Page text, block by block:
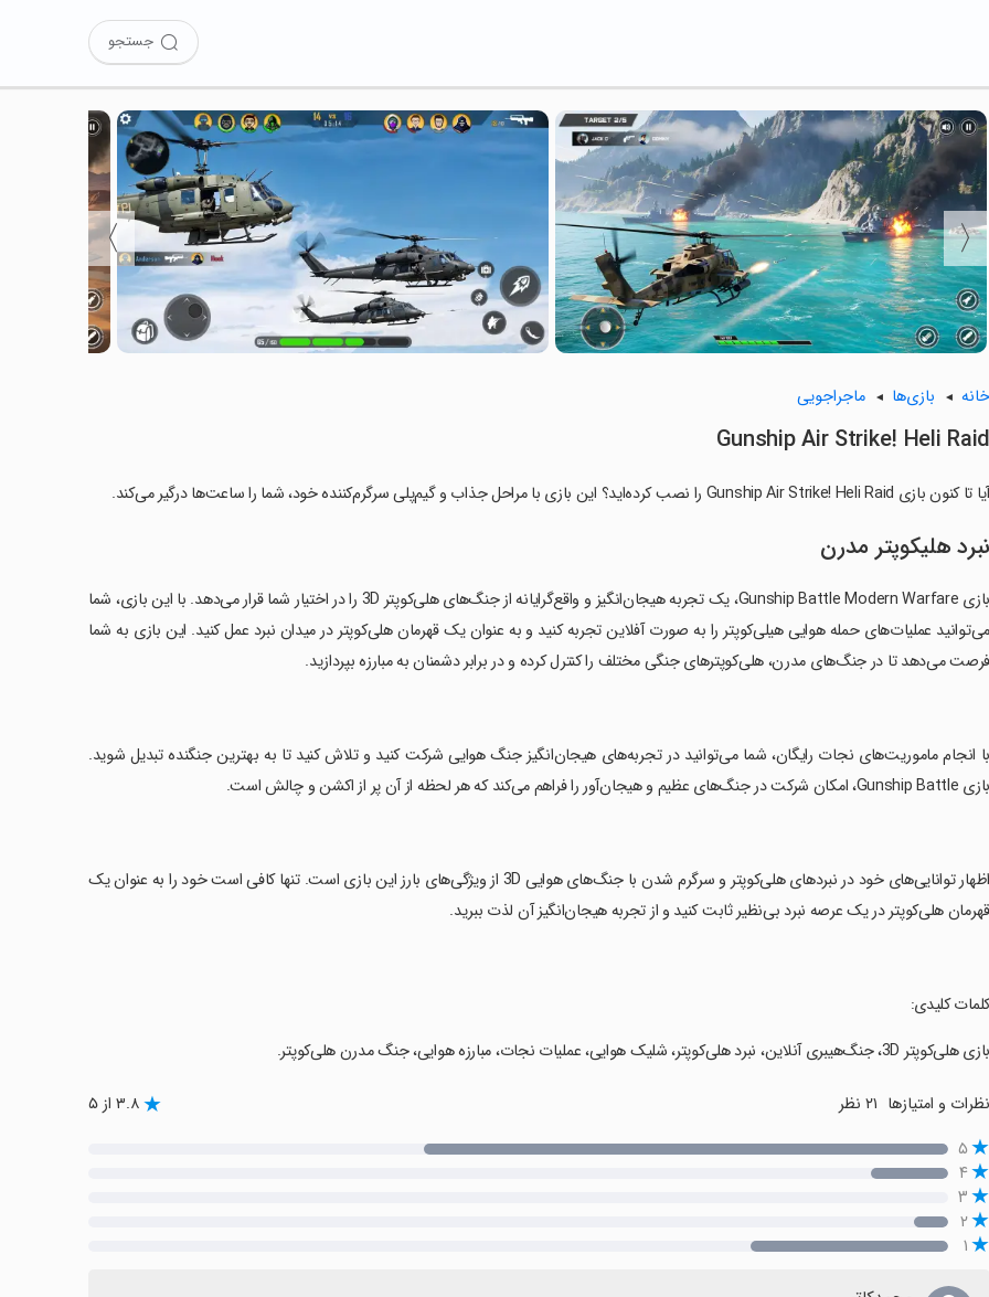
جستجو
〈
〉
خانه بازی‌ها ماجراجویی
Gunship Air Strike! Heli Raid
آیا تا کنون بازی Gunship Air Strike! Heli Raid را نصب کرده‌اید؟ این بازی با مراحل جذاب و گیم‌پلی سرگرم‌کننده خود، شما را ساعت‌ها درگیر می‌کند.
نبرد هلیکوپتر مدرن
بازی Gunship Battle Modern Warfare، یک تجربه هیجان‌انگیز و واقع‌گرایانه از جنگ‌های هلی‌کوپتر 3D را در اختیار شما قرار می‌دهد. با این بازی، شما
می‌توانید عملیات‌های حمله هوایی هیلی‌کوپتر را به صورت آفلاین تجربه کنید و به عنوان یک قهرمان هلی‌کوپتر در میدان نبرد عمل کنید. این بازی به شما
فرصت می‌دهد تا در جنگ‌های مدرن، هلی‌کوپترهای جنگی مختلف را کنترل کرده و در برابر دشمنان به مبارزه بپردازید.
‏با انجام ماموریت‌های نجات رایگان، شما می‌توانید در تجربه‌های هیجان‌انگیز جنگ هوایی شرکت کنید و تلاش کنید تا به بهترین جنگنده تبدیل شوید.
بازی Gunship Battle، امکان شرکت در جنگ‌های عظیم و هیجان‌آور را فراهم می‌کند که هر لحظه از آن پر از اکشن و چالش است.
‏اظهار توانایی‌های خود در نبردهای هلی‌کوپتر و سرگرم شدن با جنگ‌های هوایی 3D از ویژگی‌های بارز این بازی است. تنها کافی است خود را به عنوان یک
قهرمان هلی‌کوپتر در یک عرصه نبرد بی‌نظیر ثابت کنید و از تجربه هیجان‌انگیز آن لذت ببرید.
‏کلمات کلیدی:
‏بازی هلی‌کوپتر 3D، جنگ‌هیبری آنلاین، نبرد هلی‌کوپتر، شلیک هوایی، عملیات نجات، مبارزه هوایی، جنگ مدرن هلی‌کوپتر.
نظرات و امتیازها ۳.۸ از ۵
۵
۴
۳
۲
۱